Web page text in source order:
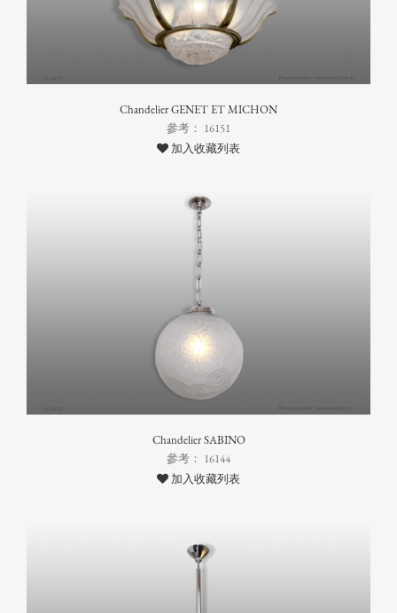
Chandelier GENET ET MICHON
參考： 16151
加入收藏列表
Chandelier SABINO
參考： 16144
加入收藏列表